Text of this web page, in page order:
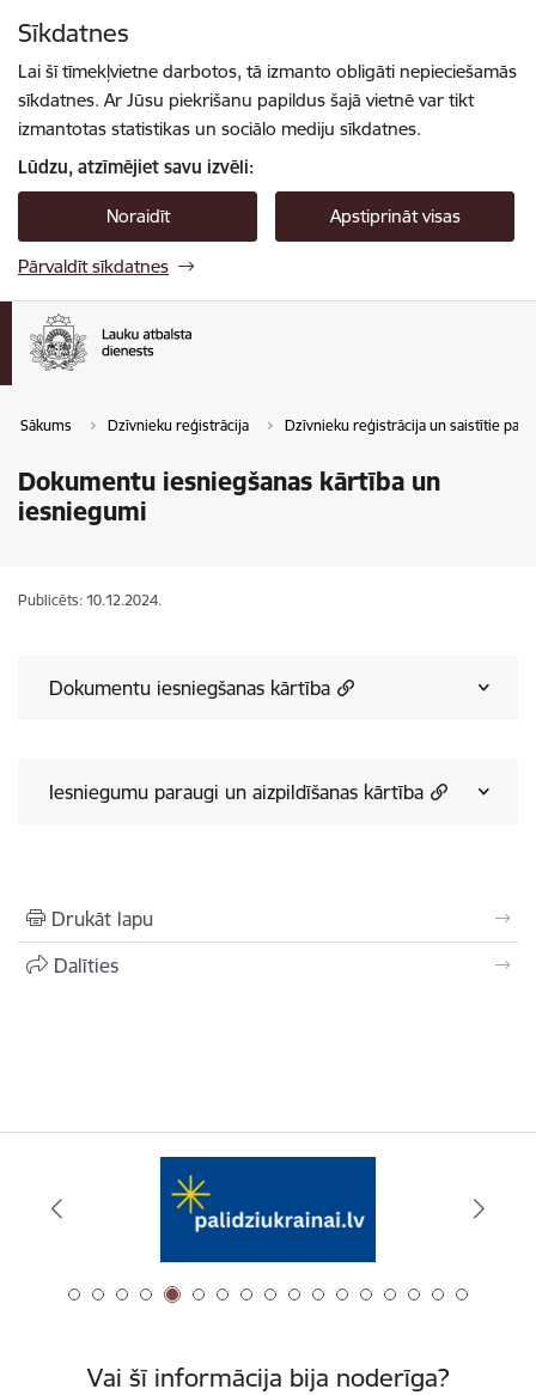
Sīkdatnes
Lai šī tīmekļvietne darbotos, tā izmanto obligāti nepieciešamās
sīkdatnes. Ar Jūsu piekrišanu papildus šajā vietnē var tikt
izmantotas statistikas un sociālo mediju sīkdatnes.
Lūdzu, atzīmējiet savu izvēli:
Noraidīt Apstiprināt visas
Pārvaldīt sīkdatnes
Sākums Dzīvnieku reģistrācija Dzīvnieku reģistrācija un saistītie
Dokumentu iesniegšanas kārtība un
iesniegumi
Publicēts: 10.12.2024.
Dokumentu iesniegšanas kārtība
Iesniegumu paraugi un aizpildīšanas kārtība
Drukāt lapu
Dalīties
Vai šī informācija bija noderīga?